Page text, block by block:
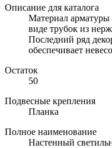
Описание для каталога
Материал арматуры
виде трубок из
Последний ряд
обеспечивает
Остаток
50
Подвесные крепления
Планка
Полное наименование
Настенный